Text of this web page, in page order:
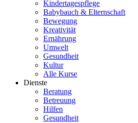
Kindertagespflege
Babybauch & Elternschaft
Bewegung
Kreativität
Ernährung
Umwelt
Gesundheit
Kultur
Alle Kurse
Dienste
Beratung
Betreuung
Hilfen
Gesundheit